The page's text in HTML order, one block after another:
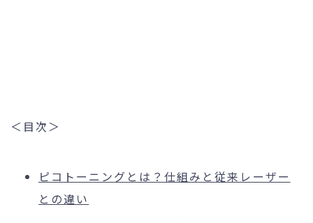
＜目次＞
ピコトーニングとは？仕組みと従来レーザー
との違い